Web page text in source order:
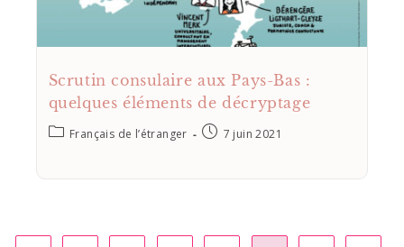
Scrutin consulaire aux Pays-Bas :
quelques éléments de décryptage
Français de l’étranger 7 juin 2021